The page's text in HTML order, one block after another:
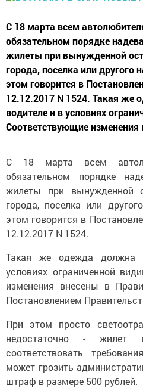
С 18 марта всем
обязательном порядке
жилеты при вынужденной
города, поселка или другого
этом говорится в
12.12.2017 N 1524. Такая же
водителе и в условиях
Соответствующие изменения
С 18 марта всем
обязательном порядке
жилеты при вынужденной
города, поселка или
этом говорится в
12.12.2017 N 1524.
Такая же одежда
условиях ограниченной
изменения внесены в
Постановлением
При этом просто
недостаточно - жилет
соответствовать
может грозить
штраф в размере 500 рублей.